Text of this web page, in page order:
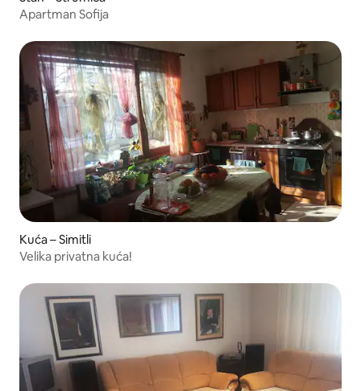
Apartman Sofija
Kuća – Simitli
Velika privatna kuća!